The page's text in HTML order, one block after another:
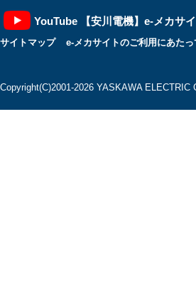
YouTube 【安川電機】e-メカサ
サイトマップ e-メカサイトのご利用にあたっ
Copyright(C)2001‐2026 YASKAWA